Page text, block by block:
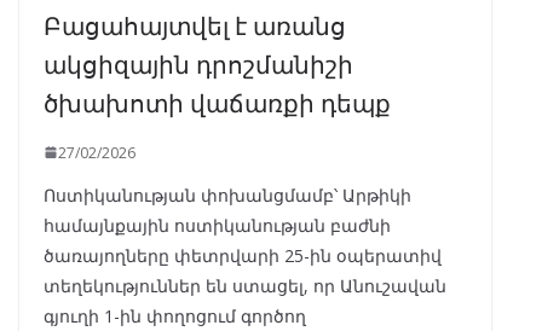
Բացահայտվել է առանց
ակցիզային դրոշմանիշի
ծխախոտի վաճառքի դեպք
27/02/2026
Ոստիկանության փոխանցմամբ՝ Արթիկի
համայնքային ոստիկանության բաժնի
ծառայողները փետրվարի 25-ին օպերատիվ
տեղեկություններ են ստացել, որ Անուշավան
գյուղի 1-ին փողոցում գործող